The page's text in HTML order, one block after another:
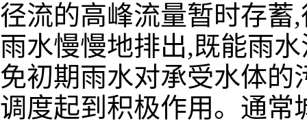
径流的高峰流量暂时存蓄
雨水慢慢地排出,既能雨
免初期雨水对承受水体的
调度起到积极作用。通常